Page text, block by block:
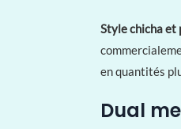
Style chicha et
en quantités
Dual